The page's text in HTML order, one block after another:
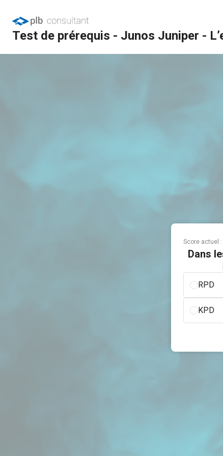
Test de prérequis - Junos Juniper -
Score actuel :
Dans
RPD
KPD